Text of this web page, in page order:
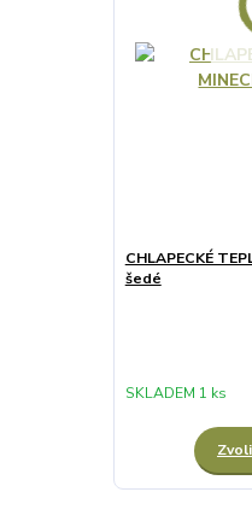
CHLAPECKÉ
šedé
SKLADEM 1 ks